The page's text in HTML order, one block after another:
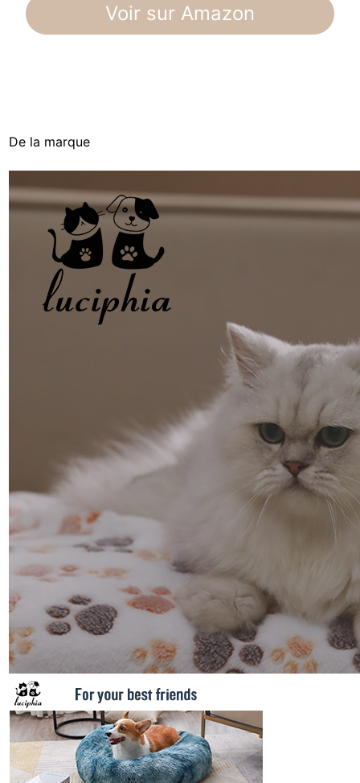
Voir sur Amazon
De la marque